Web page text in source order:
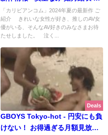
田美玲 紗霧ひなた ほか多数！ <
新作続々リリース中！ >
「カリビアンコム」2024年夏の最新作 ご
紹介 きれいな女性が好き、推しのAV女
優がいる、そんなAV好きのみなさまお待
たせしました。 泣く...
Deals
GBOYS Tokyo-hot - 円安にも負
けない！ お得過ぎる月額見放題